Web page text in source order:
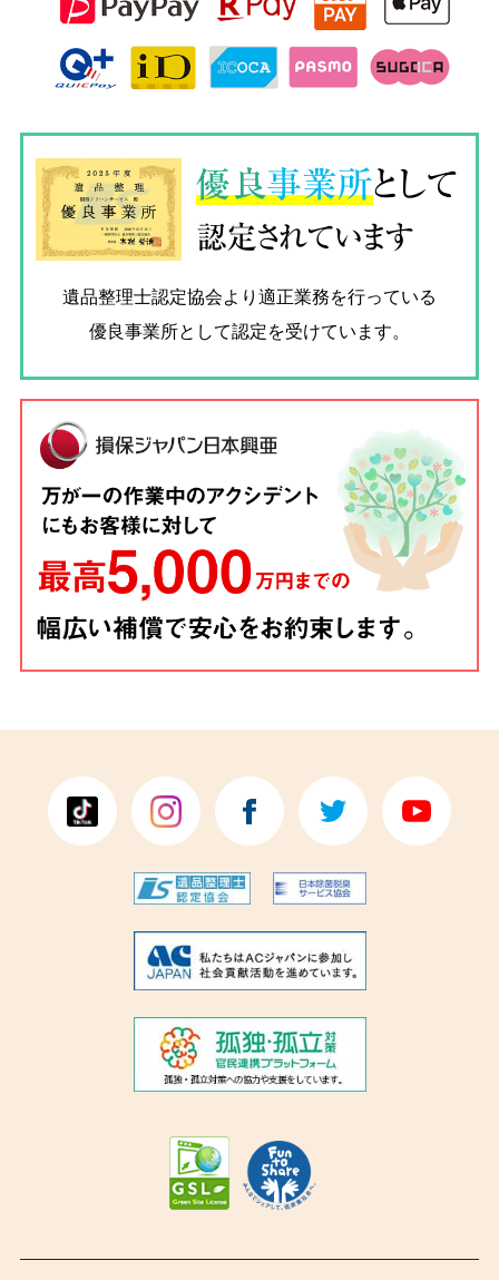
優良事業所として
認定されています
遺品整理士認定協会より適正業務を行っている
優良事業所として認定を受けています。